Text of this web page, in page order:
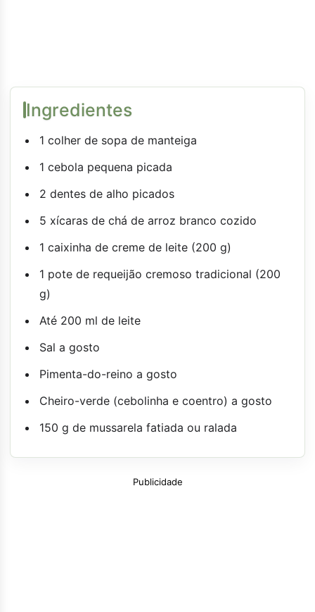
Ingredientes
1 colher de sopa de manteiga
1 cebola pequena picada
2 dentes de alho picados
5 xícaras de chá de arroz branco cozido
1 caixinha de creme de leite (200 g)
1 pote de requeijão cremoso tradicional (200
g)
Até 200 ml de leite
Sal a gosto
Pimenta-do-reino a gosto
Cheiro-verde (cebolinha e coentro) a gosto
150 g de mussarela fatiada ou ralada
Publicidade